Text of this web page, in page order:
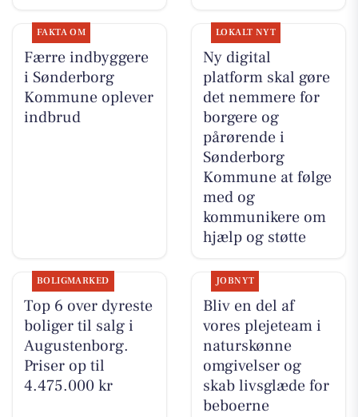
FAKTA OM
Færre indbyggere
i Sønderborg
Kommune oplever
indbrud
LOKALT NYT
Ny digital
platform skal gøre
det nemmere for
borgere og
pårørende i
Sønderborg
Kommune at følge
med og
kommunikere om
hjælp og støtte
BOLIGMARKED
Top 6 over dyreste
boliger til salg i
Augustenborg.
Priser op til
4.475.000 kr
JOBNYT
Bliv en del af
vores plejeteam i
naturskønne
omgivelser og
skab livsglæde for
beboerne